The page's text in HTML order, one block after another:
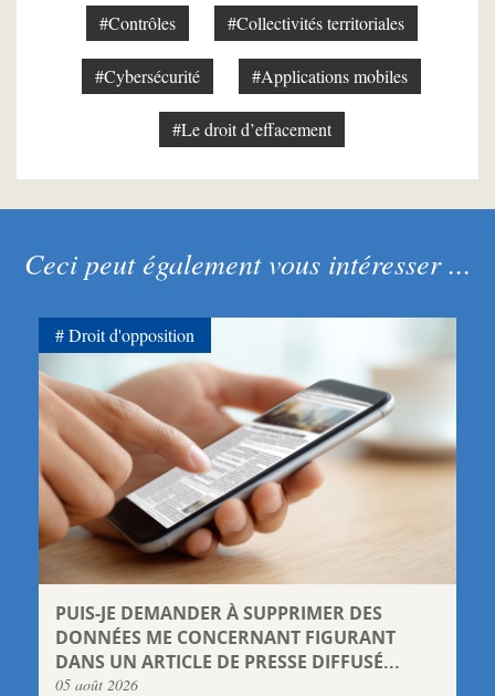
#Contrôles #Collectivités territoriales
#Cybersécurité #Applications mobiles
#Le droit d’effacement
Ceci peut également vous intéresser ...
PUIS-JE DEMANDER À SUPPRIMER DES
DONNÉES ME CONCERNANT FIGURANT
DANS UN ARTICLE DE PRESSE DIFFUSÉ...
05 août 2026
Droit d'opposition